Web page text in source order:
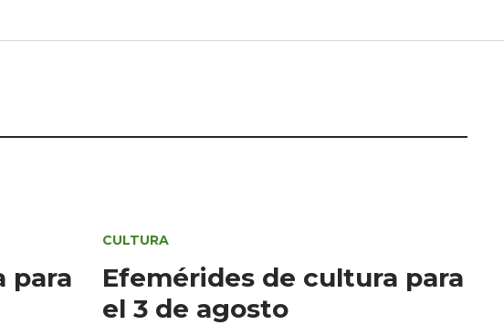
para
CULTURA
Efemérides de cultura para
el 3 de agosto